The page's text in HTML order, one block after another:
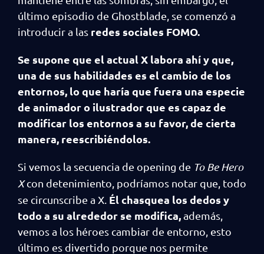
último episodio de Ghostblade, se comenzó a
introducir a las redes sociales FOMO.
Se supone que el actual X labora ahí y que,
una de sus habilidades es el cambio de los
entornos, lo que haría que fuera una especie
de animador o ilustrador que es capaz de
modificar los entornos a su favor, de cierta
manera, reescribiéndolos.
Si vemos la secuencia de opening de To Be Hero
Xcon detenimiento, podríamos notar que, todo
se circunscribe a X. Él chasquea los dedos y
todo a su alrededor se modifica,además,
vemos a los héroes cambiar de entorno, esto
último es divertido porque nos permite